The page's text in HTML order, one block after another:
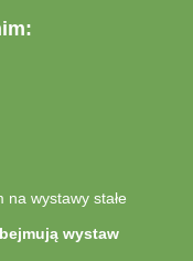
na wystawy stałe
wystaw